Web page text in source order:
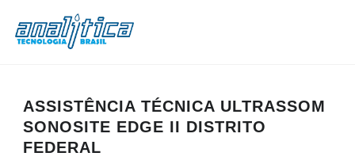
ASSISTÊNCIA TÉCNICA ULTRASSOM
SONOSITE EDGE II DISTRITO
FEDERAL